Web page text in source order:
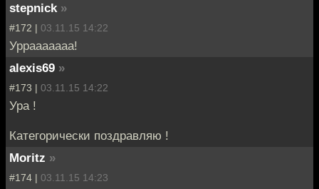
stepnick »
#172 | 03.11.15 14:22
Уррааааааа!
alexis69 »
#173 | 03.11.15 14:22
Ура !
Категорически поздравляю !
Moritz »
#174 | 03.11.15 14:23